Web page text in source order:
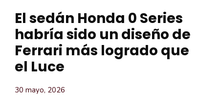
El sedán Honda 0 Series
habría sido un diseño de
Ferrari más logrado que
el Luce
30 mayo, 2026